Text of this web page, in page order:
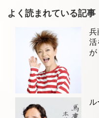
よく読まれている記事
兵
活
が